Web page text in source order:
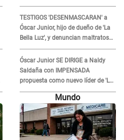
"Grábame..."
TESTIGOS 'DESENMASCARAN' a
Óscar Junior, hijo de dueño de 'La
Bella Luz', y denuncian maltratos
en la orquesta: "Los humilla..."
Óscar Junior SE DIRIGE a Naldy
Saldaña con IMPENSADA
propuesta como nuevo líder de 'La
Bella Luz' tras denuncia: "Otro tipo
Mundo